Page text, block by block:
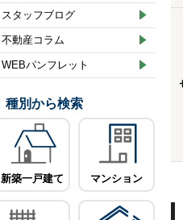
スタッフブログ
不動産コラム
WEBパンフレット
種別から検索
新築一戸建て マンション